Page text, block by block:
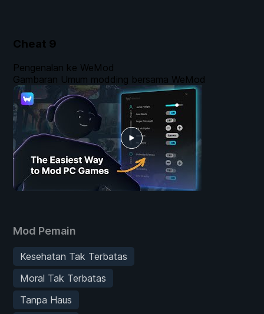
Cheat 9
Mod Pemain
Kesehatan Tak Terbatas
Moral Tak Terbatas
Tanpa Haus
Pengenalan ke WeMod
Gambaran Umum modding bersama WeMod